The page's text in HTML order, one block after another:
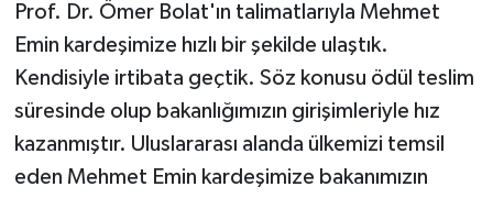
Prof. Dr. Ömer Bolat'ın talimatlarıyla Mehmet
Emin kardeşimize hızlı bir şekilde ulaştık.
Kendisiyle irtibata geçtik. Söz konusu ödül teslim
süresinde olup bakanlığımızın girişimleriyle hız
kazanmıştır. Uluslararası alanda ülkemizi temsil
eden Mehmet Emin kardeşimize bakanımızın